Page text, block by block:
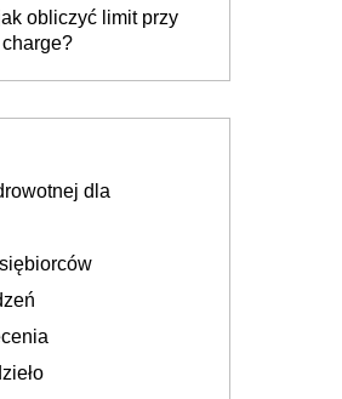
obliczyć limit przy
dla